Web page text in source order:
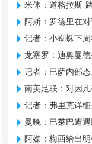
米体：道格拉斯·路
阿斯：罗德里在对话
记者：小蜘蛛下周将
龙塞罗：迪奥曼德是
记者：巴萨内部态度
南美足联：对因凡蒂
记者：弗里克详细介
曼晚：巴莱巴遭遇脚
阿媒：梅西给出明确